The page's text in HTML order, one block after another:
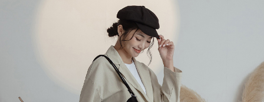
1.本服務係由「台灣大哥大股份有限公司」（以下簡稱本公司）所提供，讓
用戶於交易時，得透過本服務購買商品或服務，並由商店將買賣／分期付款
買賣價金債權讓與本公司後，依約使用本公司帳單繳交帳款。
2.基於同意付款使用「大哥付你分期」之契約關係目的，商店將以您的個人
資料（包含姓名、電話或地址）提供予台灣大哥大進項蒐集、處理及利用，
由本公司與您本人進行分期帳單所需資料之確認、核對及更正。
3.完整用戶服務條款，請詳閱以下連結：https://oppay.tw/userRule
ATM／網路銀行／等多元方式進行付款，方視為交易完成。
※ 請注意：結帳手續完成當下不需立刻繳費，但若您需要取消訂單，請聯絡
購買商品的店家。未經商家同意取消之訂單仍視為有效，需透過AFTEE先享
※ 交易是否成功請以「AFTEE先享後付 」之結帳頁面顯示為準，若有關於
是否繳費成功／繳費後需取消欲退款等相關疑問，請聯繫「AFTEE先享後付
https://netprotections.freshdesk.com/support/home
【注意事項】